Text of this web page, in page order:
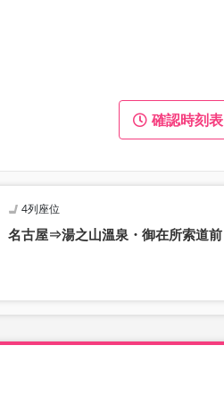
確認時刻表
4列座位
名古屋⇒湯之山溫泉・御在所索道前